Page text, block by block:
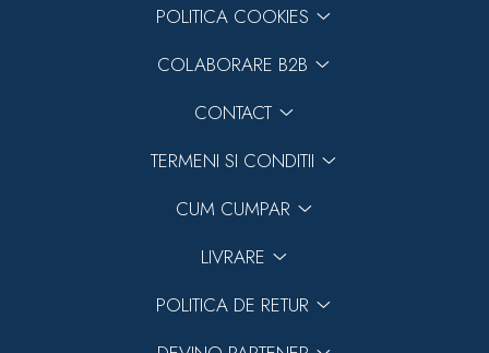
POLITICA COOKIES
COLABORARE B2B
CONTACT
TERMENI SI CONDITII
CUM CUMPAR
LIVRARE
POLITICA DE RETUR